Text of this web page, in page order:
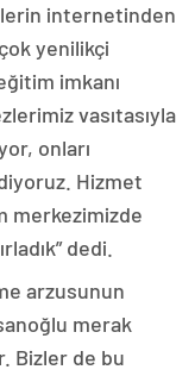
internetinden
yenilikçi
imkanı
vasıtasıyla
onları
Hizmet
merkezimizde
dedi.
arzusunun
merak
Bizler de bu